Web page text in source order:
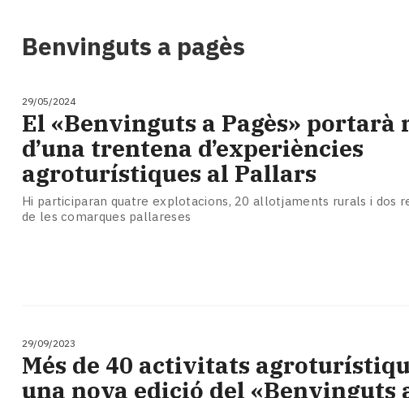
Cultura
tant!
TV
i
mitjans
El
temps
Reportatges
teva!
Subscriptors
La
Benvinguts a pagès
29/05/2024
El «Benvinguts a Pagès» portarà
d’una trentena d’experiències
agroturístiques al Pallars
Hi participaran quatre explotacions, 20 allotjaments rurals i dos
de les comarques pallareses
29/09/2023
Més de 40 activitats
una nova edició del «Benvinguts